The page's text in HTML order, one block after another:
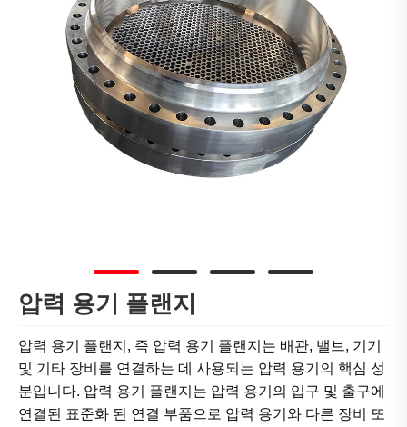
압력 용기 플랜지
압력 용기 플랜지, 즉 압력 용기 플랜지는 배관, 밸브, 기기
및 기타 장비를 연결하는 데 사용되는 압력 용기의 핵심 성
분입니다. 압력 용기 플랜지는 압력 용기의 입구 및 출구에
연결된 표준화 된 연결 부품으로 압력 용기와 다른 장비 또